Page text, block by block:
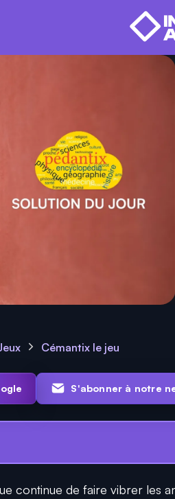
Cémantix le jeu
S'abonner à notre
continue de faire vibrer les